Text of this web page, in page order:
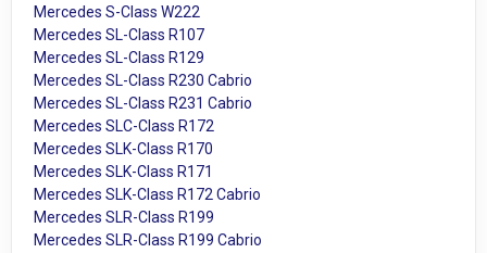
Mercedes S-Class W222
Mercedes SL-Class R107
Mercedes SL-Class R129
Mercedes SL-Class R230 Cabrio
Mercedes SL-Class R231 Cabrio
Mercedes SLC-Class R172
Mercedes SLK-Class R170
Mercedes SLK-Class R171
Mercedes SLK-Class R172 Cabrio
Mercedes SLR-Class R199
Mercedes SLR-Class R199 Cabrio